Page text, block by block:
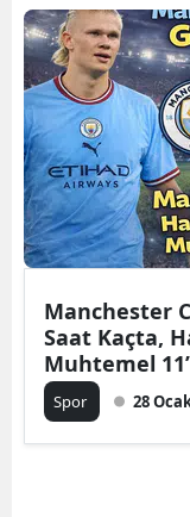
Manchester
Saat Kaçta,
Muhtemel
Spor 28